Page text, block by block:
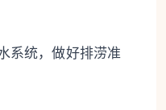
系统，做好排涝准